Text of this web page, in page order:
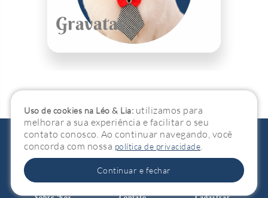
Gravatas
Uso de cookies na Léo & Lia: utilizamos para
melhorar a sua experiência e facilitar o seu
contato conosco. Ao continuar navegando, você
concorda com nossa política de privacidade
Continuar e fechar